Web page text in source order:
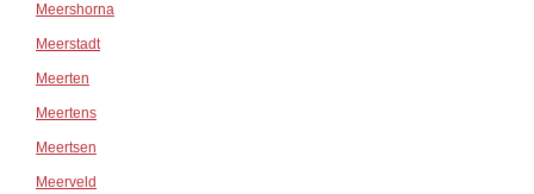
Meershorna
Meerstadt
Meerten
Meertens
Meertsen
Meerveld